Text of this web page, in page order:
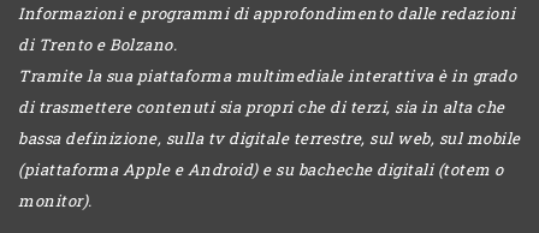
Informazioni e programmi di approfondimento dalle redazioni
di Trento e Bolzano.
Tramite la sua piattaforma multimediale interattiva è in grado
di trasmettere contenuti sia propri che di terzi, sia in alta che
bassa definizione, sulla tv digitale terrestre, sul web, sul mobile
(piattaforma Apple e Android) e su bacheche digitali (totem o
monitor).